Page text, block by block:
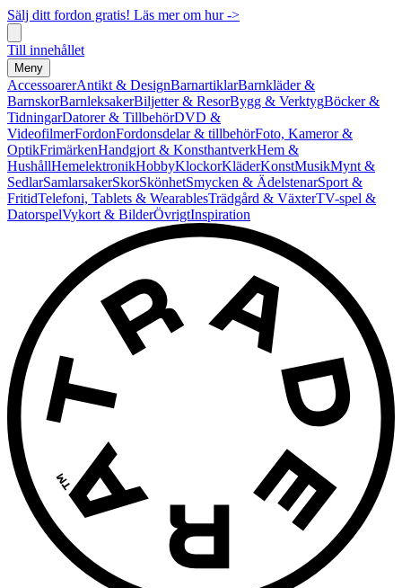
Sälj ditt fordon gratis! Läs mer om hur ->
Till innehållet
Meny
AccessoarerAntikt & DesignBarnartiklarBarnkläder &
BarnskorBarnleksakerBiljetter & ResorBygg & VerktygBöcker &
TidningarDatorer & TillbehörDVD &
VideofilmerFordonFordonsdelar & tillbehörFoto, Kameror &
OptikFrimärkenHandgjort & KonsthantverkHem &
HushållHemelektronikHobbyKlockorKläderKonstMusikMynt &
SedlarSamlarsakerSkorSkönhetSmycken & ÄdelstenarSport &
FritidTelefoni, Tablets & WearablesTrädgård & VäxterTV-spel &
DatorspelVykort & BilderÖvrigtInspiration